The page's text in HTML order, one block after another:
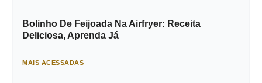
Bolinho De Feijoada Na Airfryer: Receita
Deliciosa, Aprenda Já
MAIS ACESSADAS